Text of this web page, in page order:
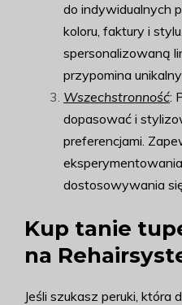
do indywidualnych
koloru, faktury i
spersonalizowaną
przypomina
Wszechstronność:
dopasować i
preferencjami.
dostosowywania
Kup tanie
na
Jeśli szukasz peruki, która